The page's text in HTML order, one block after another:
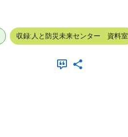
収録:人と防災未来センター 資料室